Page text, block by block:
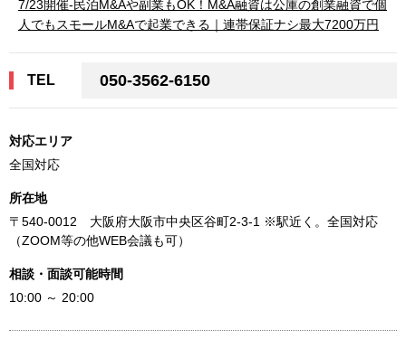
7/23開催-民泊M&Aや副業もOK！M&A融資は公庫の創業融資で個
人でもスモールM&Aで起業できる｜連帯保証ナシ最大7200万円
TEL 050-3562-6150
対応エリア
全国対応
所在地
〒540-0012 大阪府大阪市中央区谷町2-3-1 ※駅近く。全国対応
（ZOOM等の他WEB会議も可）
相談・面談可能時間
10:00 ～ 20:00